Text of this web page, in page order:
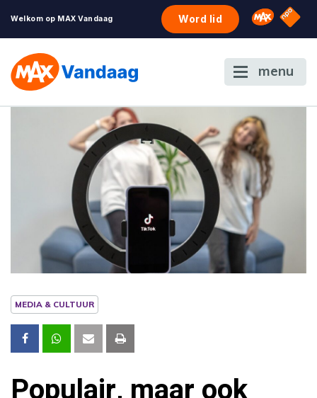
Welkom op MAX Vandaag Word lid Omroep
NPO
menu
MEDIA & CULTUUR